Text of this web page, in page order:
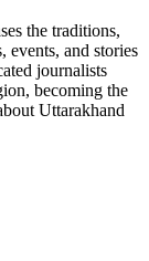
the traditions,
events, and stories
journalists
becoming the
Uttarakhand